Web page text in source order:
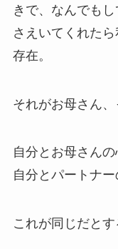
きで、なんでも
さえいてくれた
存在。
それがお母さん、
自分とお母さん
自分とパートナ
これが同じだとす